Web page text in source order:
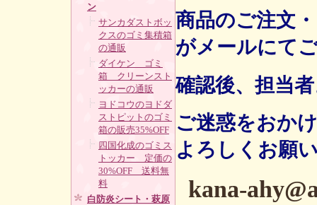
ン
サンカダストボッ
クスのゴミ集積箱
の通販
ダイケン ゴミ
箱 クリーンスト
ッカーの通販
ヨドコウのヨドダ
ストピットのゴミ
箱の販売35%OFF
四国化成のゴミス
トッカー 定価の
30%OFF 送料無
料
白防炎シート・萩原
商品のご注文
がメールにて
確認後、担当
ご迷惑をおか
よろしくお願
kana-